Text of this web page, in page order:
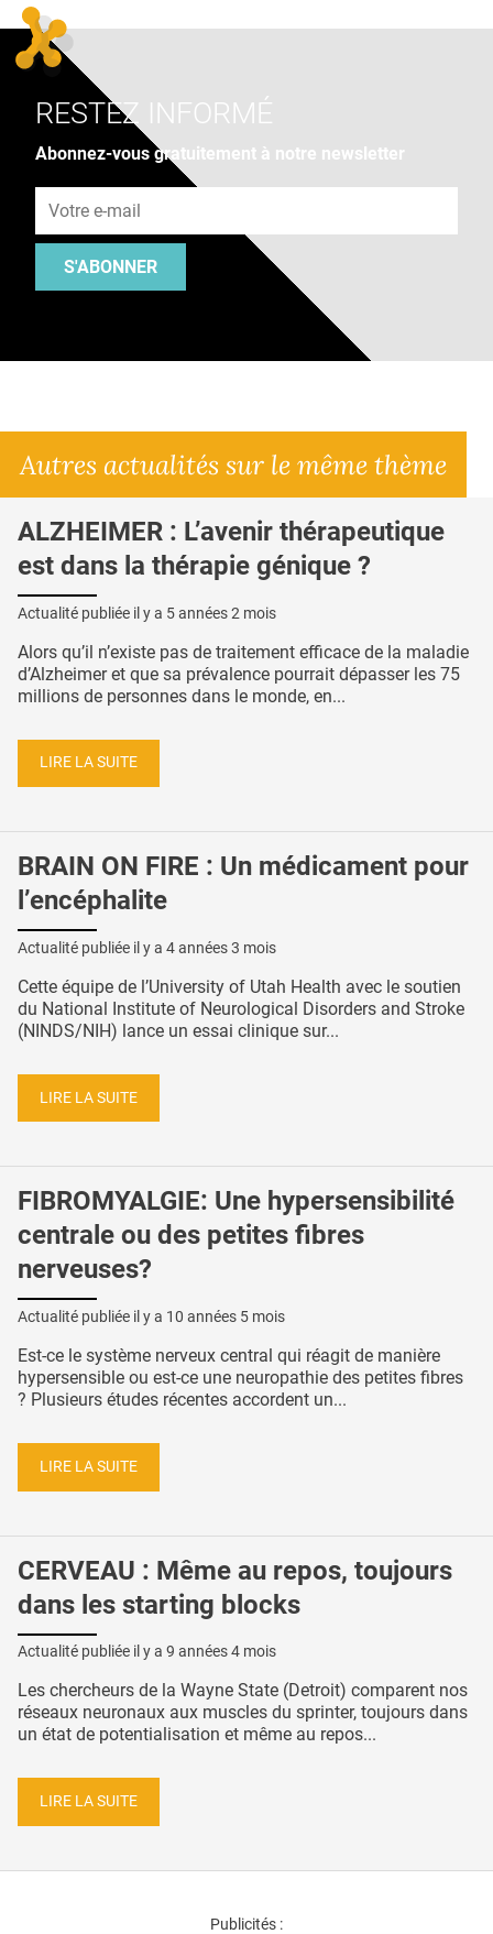
RESTEZ INFORMÉ
Abonnez-vous gratuitement à notre newsletter
S'ABONNER
Autres actualités sur le même thème
ALZHEIMER : L’avenir thérapeutique
est dans la thérapie génique ?
Actualité publiée il y a 5 années 2 mois
Alors qu’il n’existe pas de traitement efficace de la maladie
d’Alzheimer et que sa prévalence pourrait dépasser les 75
millions de personnes dans le monde, en...
LIRE LA SUITE
BRAIN ON FIRE : Un médicament pour
l’encéphalite
Actualité publiée il y a 4 années 3 mois
Cette équipe de l’University of Utah Health avec le soutien
du National Institute of Neurological Disorders and Stroke
(NINDS/NIH) lance un essai clinique sur...
LIRE LA SUITE
FIBROMYALGIE: Une hypersensibilité
centrale ou des petites fibres
nerveuses?
Actualité publiée il y a 10 années 5 mois
Est-ce le système nerveux central qui réagit de manière
hypersensible ou est-ce une neuropathie des petites fibres
? Plusieurs études récentes accordent un...
LIRE LA SUITE
CERVEAU : Même au repos, toujours
dans les starting blocks
Actualité publiée il y a 9 années 4 mois
Les chercheurs de la Wayne State (Detroit) comparent nos
réseaux neuronaux aux muscles du sprinter, toujours dans
un état de potentialisation et même au repos...
LIRE LA SUITE
Publicités :